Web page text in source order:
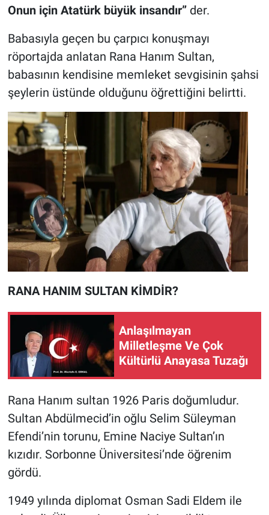
Onun için Atatürk büyük insandır”der.
Babasıyla geçen bu çarpıcı konuşmayı
röportajda anlatan Rana Hanım Sultan,
babasının kendisine memleket sevgisinin şahsi
şeylerin üstünde olduğunu öğrettiğini belirtti.
RANA HANIM SULTAN KİMDİR?
Anlaşılmayan
Milletleşme Ve Çok
Kültürlü Anayasa Tuzağı
Rana Hanım sultan 1926 Paris doğumludur.
Sultan Abdülmecid’in oğlu Selim Süleyman
Efendi’nin torunu, Emine Naciye Sultan’ın
kızıdır. Sorbonne Üniversitesi’nde öğrenim
gördü.
1949 yılında diplomat Osman Sadi Eldem ile